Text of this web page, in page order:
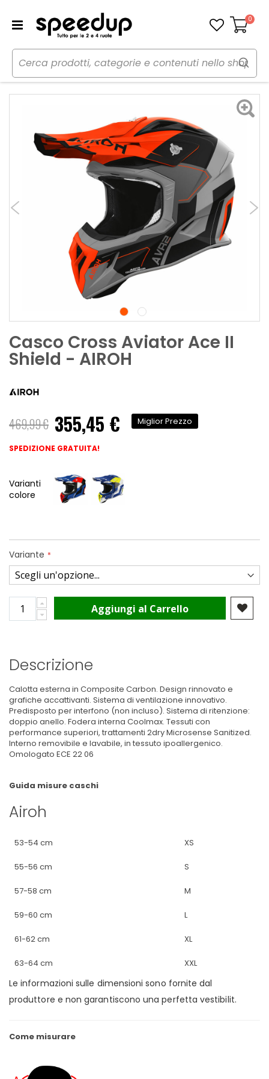
Carrello
0
Home Moto Caschi moto
Caschi
Casco Cross Aviator Ace II Shield
Casco Cross Aviator Ace II
Shield - AIROH
469,99 € 355,45 € Miglior Prezzo
SPEDIZIONE GRATUITA!
Varianti
colore
Variante
Aggiungi al Carrello
Descrizione
Calotta esterna in Composite Carbon. Design rinnovato e
grafiche accattivanti. Sistema di ventilazione innovativo.
Predisposto per interfono (non incluso). Sistema di ritenzione:
doppio anello. Fodera interna Coolmax. Tessuti con
performance superiori, trattamenti 2dry Microsense Sanitized.
Interno removibile e lavabile, in tessuto ipoallergenico.
Omologato ECE 22 06
Guida misure caschi
Airoh
53-54 cm XS
55-56 cm S
57-58 cm M
59-60 cm L
61-62 cm XL
63-64 cm XXL
Le informazioni sulle dimensioni sono fornite dal
produttore e non garantiscono una perfetta vestibilit.
Come misurare